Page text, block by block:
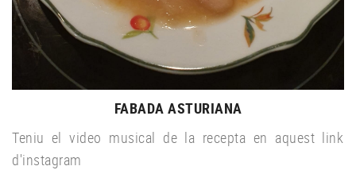
FABADA ASTURIANA
Teniu el video musical de la recepta en aquest link
d'instagram